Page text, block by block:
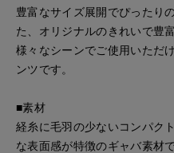
豊富なサイズ展開でぴったり
た、オリジナルのきれいで豊
様々なシーンでご使用いただ
ンツです。
■素材
経糸に毛羽の少ないコンパク
な表面感が特徴のギャバ素材